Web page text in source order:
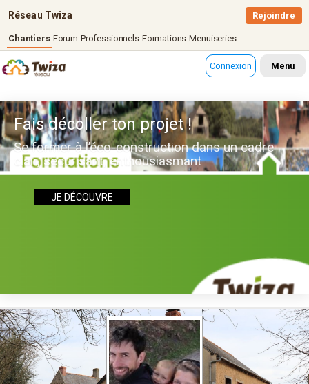
Réseau Twiza
Chantiers Forum Professionnels Formations Menuiseries
Rejoindre
Connexion Menu
Fais décoller ton projet !
Se former à l’éco-construction dans un cadre
clair, sécurisant, enthousiasmant
JE DÉCOUVRE